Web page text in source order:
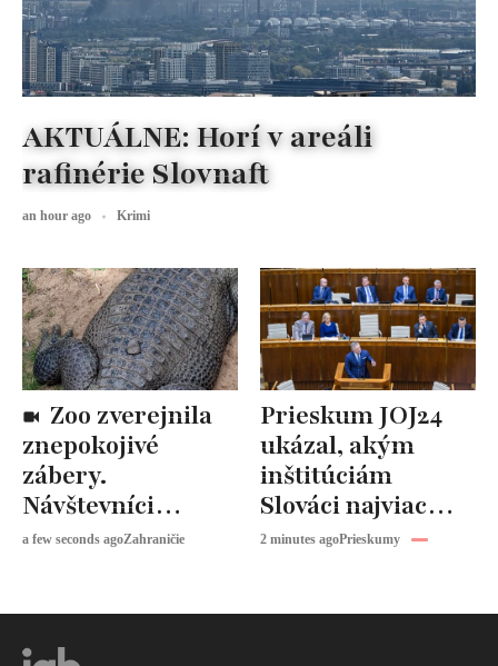
znepokojivé
zábery.
Návštevníci
hádzali po
a few seconds agoZahraničie
Prieskum JOJ24
ukázal, akým
inštitúciám
Slováci najviac
veria. Vláda a
2 minutes agoPrieskumy
AKTUÁLNE: Horí v areáli
rafinérie Slovnaft
an hour ago Krimi